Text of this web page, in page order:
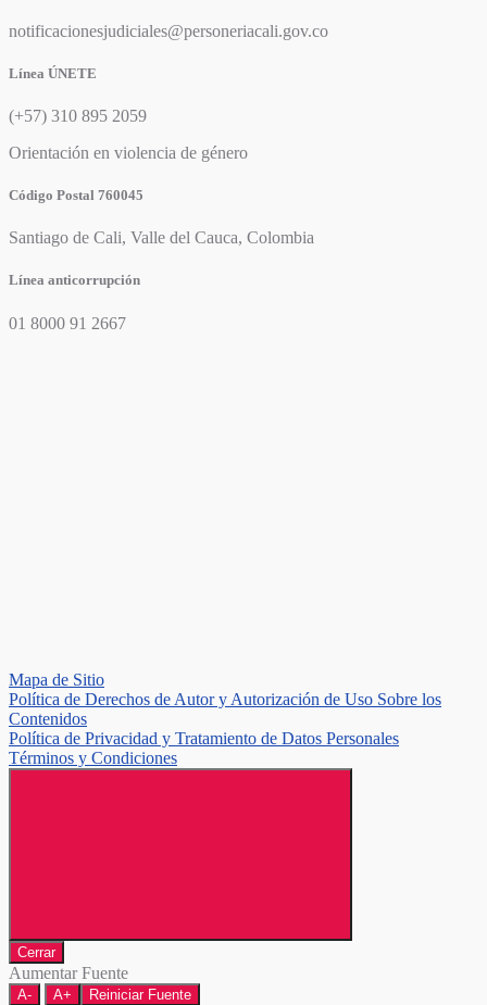
notificacionesjudiciales@personeriacali.gov.co
Línea ÚNETE
(+57) 310 895 2059
Orientación en violencia de género
Código Postal 760045
Santiago de Cali, Valle del Cauca, Colombia
Línea anticorrupción
01 8000 91 2667
Mapa de Sitio
Política de Derechos de Autor y Autorización de Uso Sobre los
Contenidos
Política de Privacidad y Tratamiento de Datos Personales
Términos y Condiciones
Cerrar
Aumentar Fuente
A- A+ Reiniciar Fuente